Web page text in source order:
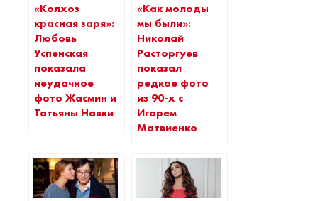
«Колхоз
красная заря»:
Любовь
Успенская
показала
неудачное
фото Жасмин и
Татьяны Навки
«Как молоды
мы были»:
Николай
Расторгуев
показал
редкое фото
из 90-х с
Игорем
Матвиенко